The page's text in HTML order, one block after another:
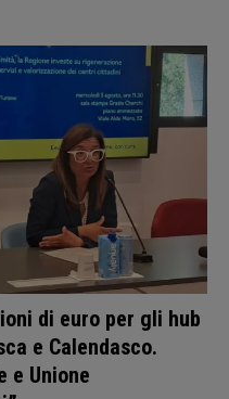
di euro per gli hub
e Calendasco.
e Unione